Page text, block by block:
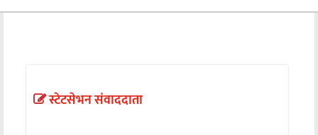
अन्तर्वार्तास्टेटसेभन संवाददाता